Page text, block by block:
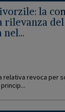
la
rilevanza
relativa revoca per